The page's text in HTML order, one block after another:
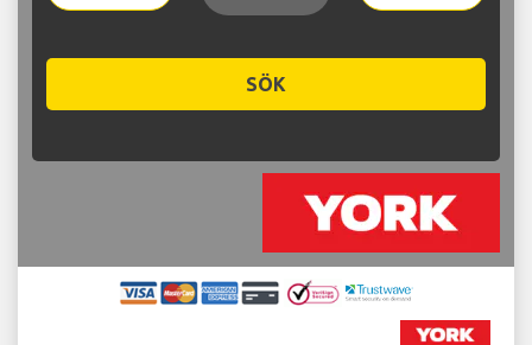
SÖK